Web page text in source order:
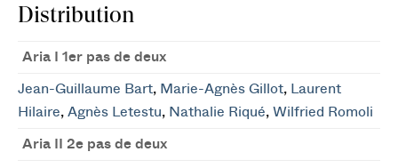
Distribution
Aria I 1er pas de deux
Jean-Guillaume Bart, Marie-Agnès Gillot,
Laurent
Hilaire, Agnès Letestu, Nathalie Riqué, Wilfried Romoli
Aria II 2e pas de deux